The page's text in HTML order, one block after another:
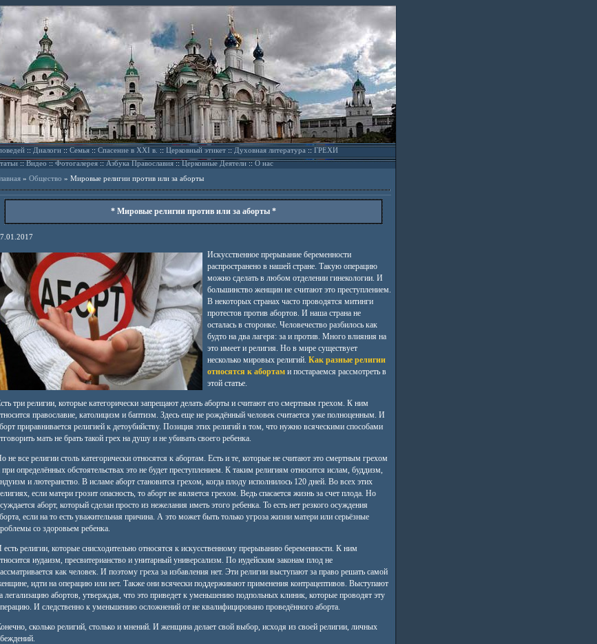
::Диалоги::Семья::Спасение в XXI в.::Церковный этикет::Духовная литература::ГРЕХИ
::Видео ::Фотогалерея::Азбука Православия::Церковные Деятели::О нас
» Общество » Мировые религии против или за аборты
* Мировые религии против или за аборты *
Искусственное прерывание беременности
распространено в нашей стране. Такую операцию
можно сделать в любом отделении гинекологии. И
большинство женщин не считают это преступлением.
В некоторых странах часто проводятся митинги
протестов против абортов. И наша страна не
осталась в сторонке. Человечество разбилось как
будто на два лагеря: за и против. Много влияния на
это имеет и религия. Но в мире существует
несколько мировых религий. Как разные религии
относятся к абортами постараемся рассмотреть в
этой статье.
три религии, которые категорически запрещают делать аборты и считают его смертным грехом. К ним
православие, католицизм и баптизм. Здесь еще не рождённый человек считается уже полноценным. И
приравнивается религией к детоубийству. Позиция этих религий в том, что нужно всяческими способами
мать не брать такой грех на душу и не убивать своего ребенка.
не все религии столь категорически относятся к абортам. Есть и те, которые не считают это смертным грехом
при определённых обстоятельствах это не будет преступлением. К таким религиям относится ислам, буддизм,
и лютеранство. В исламе аборт становится грехом, когда плоду исполнилось 120 дней. Во всех этих
если матери грозит опасность, то аборт не является грехом. Ведь спасается жизнь за счет плода. Но
аборт, который сделан просто из нежелания иметь этого ребенка. То есть нет резкого осуждения
если на то есть уважительная причина. А это может быть только угроза жизни матери или серьёзные
со здоровьем ребенка.
есть религии, которые снисходительно относятся к искусственному прерыванию беременности. К ним
иудаизм, пресвитерианство и унитарный универсализм. По иудейским законам плод не
как человек. И поэтому греха за избавления нет. Эти религии выступают за право решать самой
идти на операцию или нет. Также они всячески поддерживают применения контрацептивов. Выступают
легализацию абортов, утверждая, что это приведет к уменьшению подпольных клиник, которые проводят эту
И следственно к уменьшению осложнений от не квалифицировано проведённого аборта.
сколько религий, столько и мнений. И женщина делает свой выбор, исходя из своей религии, личных